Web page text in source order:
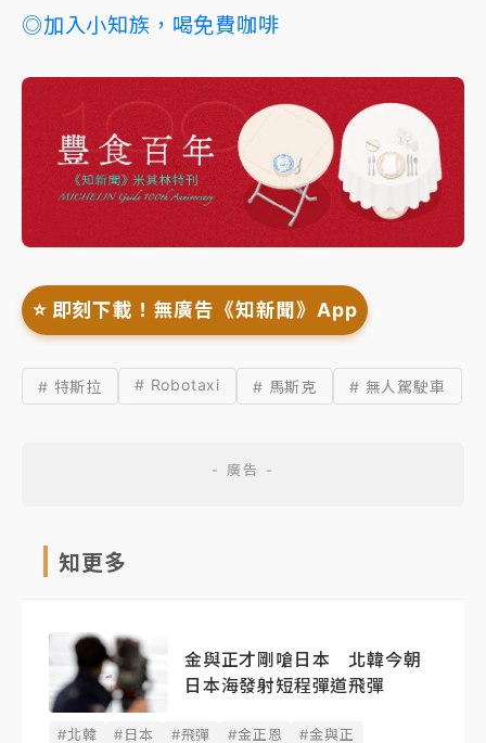
◎加入小知族，喝免費咖啡
⭐️ 即刻下載！無廣告《知新聞》App
# 特斯拉 # Robotaxi # 馬斯克 # 無人駕駛車
知更多
金與正才剛嗆日本 北韓今朝
日本海發射短程彈道飛彈
#北韓 #日本 #飛彈 #金正恩 #金與正